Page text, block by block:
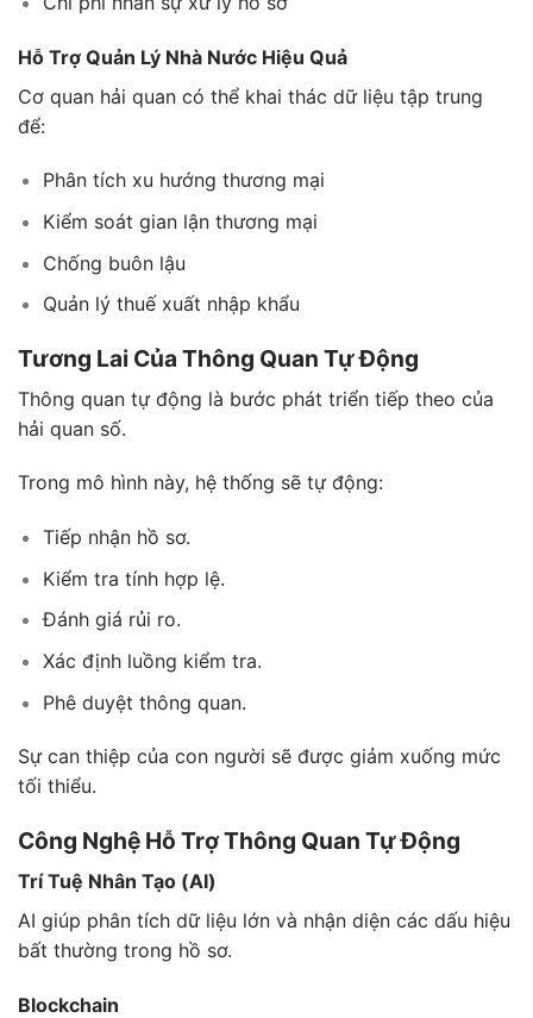
Hỗ Trợ Quản Lý Nhà Nước Hiệu Quả
Cơ quan hải quan có thể khai thác dữ liệu tập trung
để:
Phân tích xu hướng thương mại
Kiểm soát gian lận thương mại
Chống buôn lậu
Quản lý thuế xuất nhập khẩu
Tương Lai Của Thông Quan Tự Động
Thông quan tự động là bước phát triển tiếp theo của
hải quan số.
Trong mô hình này, hệ thống sẽ tự động:
Tiếp nhận hồ sơ.
Kiểm tra tính hợp lệ.
Đánh giá rủi ro.
Xác định luồng kiểm tra.
Phê duyệt thông quan.
Sự can thiệp của con người sẽ được giảm xuống mức
tối thiểu.
Công Nghệ Hỗ Trợ Thông Quan Tự Động
Trí Tuệ Nhân Tạo (AI)
AI giúp phân tích dữ liệu lớn và nhận diện các dấu hiệu
bất thường trong hồ sơ.
Blockchain